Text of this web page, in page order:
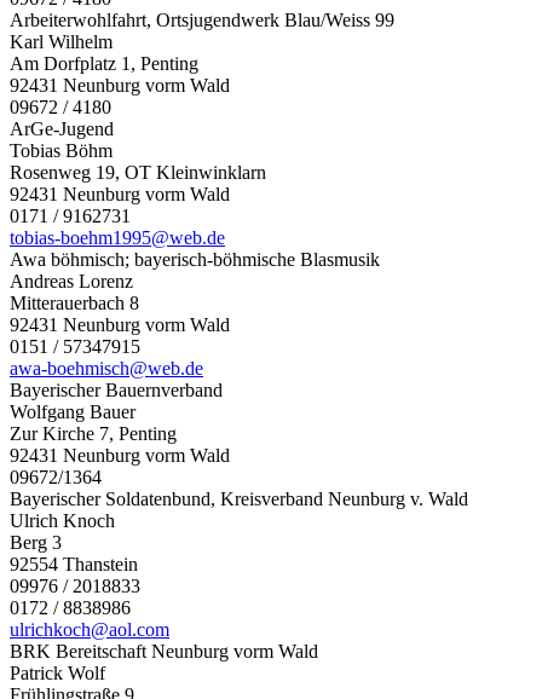
Arbeiterwohlfahrt, Ortsjugendwerk Blau/Weiss 99
Karl Wilhelm
Am Dorfplatz 1, Penting
92431 Neunburg vorm Wald
09672 / 4180
ArGe-Jugend
Tobias Böhm
Rosenweg 19, OT Kleinwinklarn
92431 Neunburg vorm Wald
0171 / 9162731
tobias-boehm1995@web.de
Awa böhmisch; bayerisch-böhmische Blasmusik
Andreas Lorenz
Mitterauerbach 8
92431 Neunburg vorm Wald
0151 / 57347915
awa-boehmisch@web.de
Bayerischer Bauernverband
Wolfgang Bauer
Zur Kirche 7, Penting
92431 Neunburg vorm Wald
09672/1364
Bayerischer Soldatenbund, Kreisverband Neunburg v. Wald
Ulrich Knoch
Berg 3
92554 Thanstein
09976 / 2018833
0172 / 8838986
ulrichkoch@aol.com
BRK Bereitschaft Neunburg vorm Wald
Patrick Wolf
Frühlingstraße 9